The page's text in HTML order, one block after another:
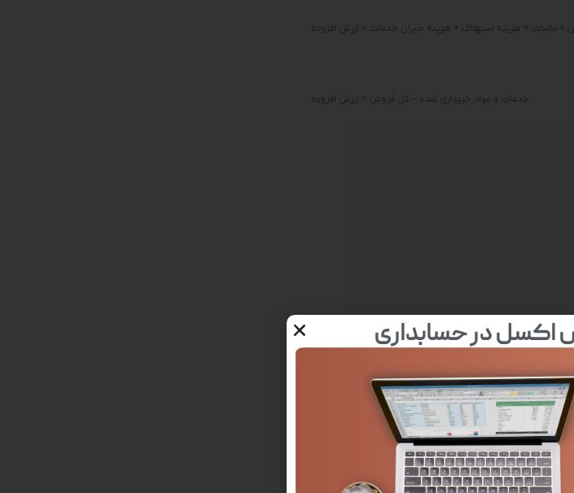
+ مالیات + هزینه استهلاک + هزینه جبران خدمات = ارزش افزوده
خدمات و مواد خریداری شده – کل فروش = ارزش افزوده
اکسل در حسابداری